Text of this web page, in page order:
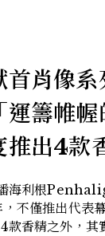
首肖像
運籌帷
推出4款
海利根
不僅推出代表
款香精之外，其